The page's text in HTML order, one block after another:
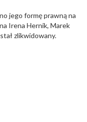
jego formę prawną na
Irena Hernik, Marek
zlikwidowany.